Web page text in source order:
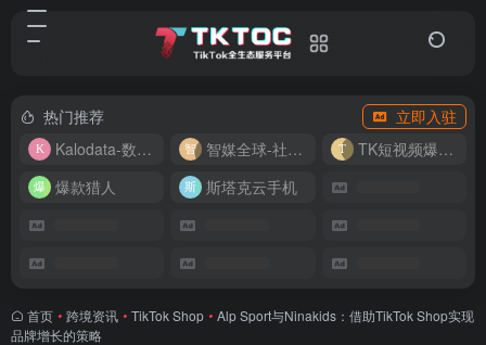
热门推荐
立即入驻
Kalodata-数据分析平台
智媒全球-社媒管理平台
TK短视频爆款复刻
爆款猎人
斯塔克云手机
首页 • 跨境资讯 • TikTok Shop • Alp Sport与Ninakids：借助TikTok Shop实现
品牌增长的策略